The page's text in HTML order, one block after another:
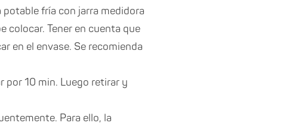
potable fría con jarra medidora
colocar. Tener en cuenta que
en el envase. Se recomienda
por 10 min. Luego retirar y
Para ello, la